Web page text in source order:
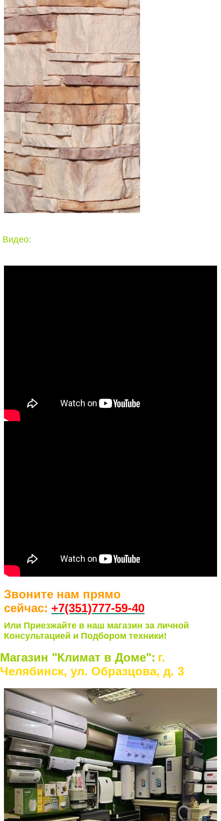
Видео:
Звоните нам прямо
сейчас: +7(351)777-59-40
Или Приезжайте в наш магазин за личной
Консультацией и Подбором техники!
Магазин "Климат в Доме": г.
Челябинск, ул. Образцова, д. 3